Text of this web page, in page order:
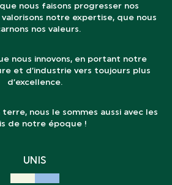
nous faisons progresser nos
notre expertise, que nous
nos valeurs.
nous innovons, en portant notre
et d’industrie vers toujours plus
d’excellence.
nous le sommes aussi avec les
de notre époque !
UNIS